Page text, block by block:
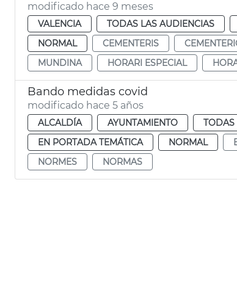
modificado hace 9 meses
VALENCIA TODAS LAS AUDIENCIAS
NORMAL
CEMENTERIS
MUNDINA
HORARI ESPECIAL
Bando medidas covid
modificado hace 5 años
ALCALDÍA AYUNTAMIENTO TODAS
EN PORTADA TEMÁTICA
NORMAL
NORMES
NORMAS